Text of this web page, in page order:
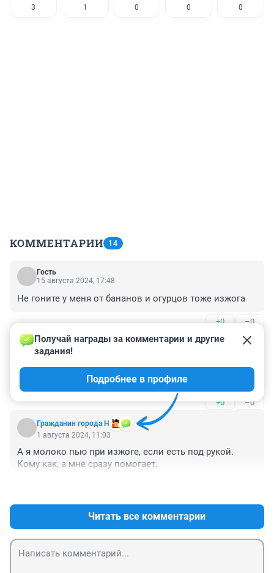
3 1 0 0 0
КОММЕНТАРИИ 14
Гость
15 августа 2024, 17:48
Не гоните у меня от бананов и огурцов тоже изжога
+0 –0
Гость
1 августа 2024, 20:57
А у меня после овсянки, не важно на молоке или
воде, всегда кислотная отрыжка и изжога
+0 –0
Гражданин города Н
Получай награды за комментарии и другие
задания!
Подробнее в профиле
1 августа 2024, 11:03
А я молоко пью при изжоге, если есть под рукой.
Кому как, а мне сразу помогает.
Читать все комментарии